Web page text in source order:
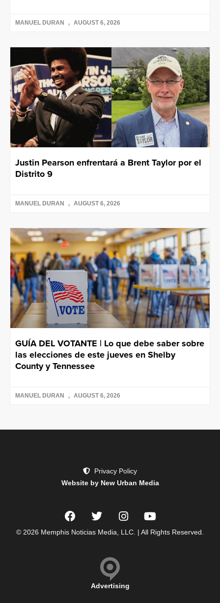
MANUEL DURAN AUGUST 6, 2026
Justin Pearson enfrentará a Brent Taylor por el
Distrito 9
MANUEL DURAN AUGUST 6, 2026
GUÍA DEL VOTANTE | Lo que debe saber sobre
las elecciones de este jueves en Shelby
County y Tennessee
MANUEL DURAN AUGUST 6, 2026
Privacy Policy
Website by New Urban Media
© 2026 Memphis Noticias Media, LLC. | All Rights Reserved.
Advertising